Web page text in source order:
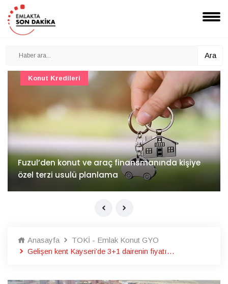
Ara
İv Kandilli'de yaşam yakında başlıyor
Konut Projeleri
Anasayfa
TOKİ - Emlak Konut GYO
Gelişen kent Kayseri’de 3+1 dairenin fiyatı…